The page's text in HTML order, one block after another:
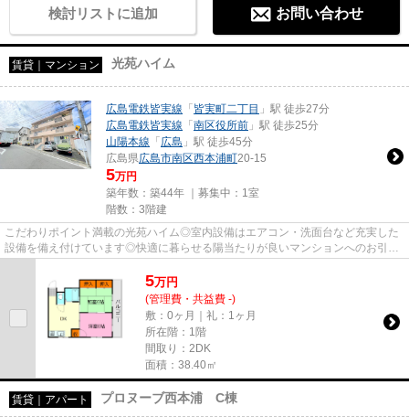
検討リストに追加 お問い合わせ
賃貸｜マンション 光苑ハイム
広島電鉄皆実線 「 皆実町二丁目 」駅 徒歩27分
広島電鉄皆実線 「 南区役所前 」駅 徒歩25分
山陽本線 「 広島 」駅 徒歩45分
広島県広島市南区西本浦町20-15
5万円
築年数：築44年 ｜募集中： 1室
階数：3階建
こだわりポイント満載の光苑ハイム◎室内設備はエアコン・洗面台など充実した
設備を備え付けています◎快適に暮らせる陽当たりが良いマンションへのお引越
5万円
(管理費・共益費 -)
敷：0ヶ月｜礼：1ヶ月
所在階：1階
間取り：2DK
面積：38.40㎡
賃貸｜アパート プロヌーブ西本浦 C棟